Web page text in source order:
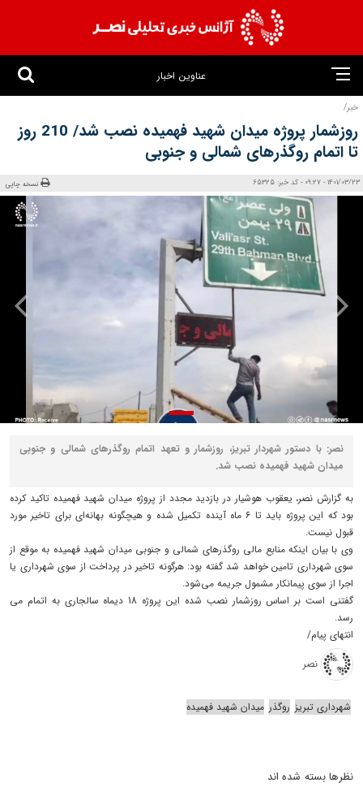
عناوین اخبار
خبر/
روزشمار پروژه میدان شهید فهمیده نصب شد/ 210 روز
تا اتمام روگذرهای شمالی و جنوبی
1401/03/23 - 09:27 - کد خبر: 65325 نسخه چاپی
نصر: با دستور شهردار تبریز، روزشمار و تعهد اتمام روگذرهای شمالی و جنوبی
میدان شهید فهمیده نصب شد.
به گزارش نصر، یعقوب هوشیار در بازدید مجدد از پروژه میدان شهید فهمیده تاکید کرده
بود که این پروژه باید تا ۶ ماه آینده تکمیل شده و هیچگونه بهانه‌ای برای تاخیر مورد
قبول نیست.
وی با بیان اینکه منابع مالی روگذرهای شمالی و جنوبی میدان شهید فهمیده به موقع از
سوی شهرداری تامین خواهد شد گفته بود: هرگونه تاخیر در پرداخت از سوی شهرداری یا
اجرا از سوی پیمانکار مشمول جریمه می‌شود.
گفتنی است بر اساس روزشمار نصب شده این پروژه 18 دیماه سالجاری به اتمام می
رسد.
انتهای پیام/
نصر
شهرداری تبریز روگذر میدان شهید فهمیده
نظرها بسته شده اند